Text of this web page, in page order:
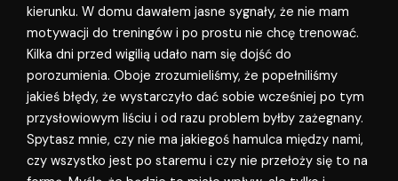
kierunku. W domu dawałem jasne sygnały, że nie mam
motywacji do treningów i po prostu nie chcę trenować.
Kilka dni przed wigilią udało nam się dojść do
porozumienia. Oboje zrozumieliśmy, że popełniliśmy
jakieś błędy, że wystarczyło dać sobie wcześniej po tym
przysłowiowym liściu i od razu problem byłby zażegnany.
Spytasz mnie, czy nie ma jakiegoś hamulca między nami,
czy wszystko jest po staremu i czy nie przełoży się to na